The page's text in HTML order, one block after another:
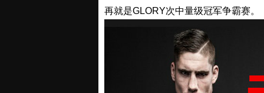
再就是GLORY次中量级冠军争霸赛。